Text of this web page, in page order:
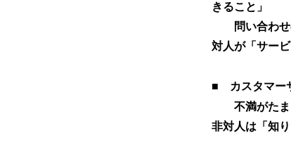
きること」
問い合わせの
対人が「サー
■ カスタマー
不満がたまっ
非対人は「知